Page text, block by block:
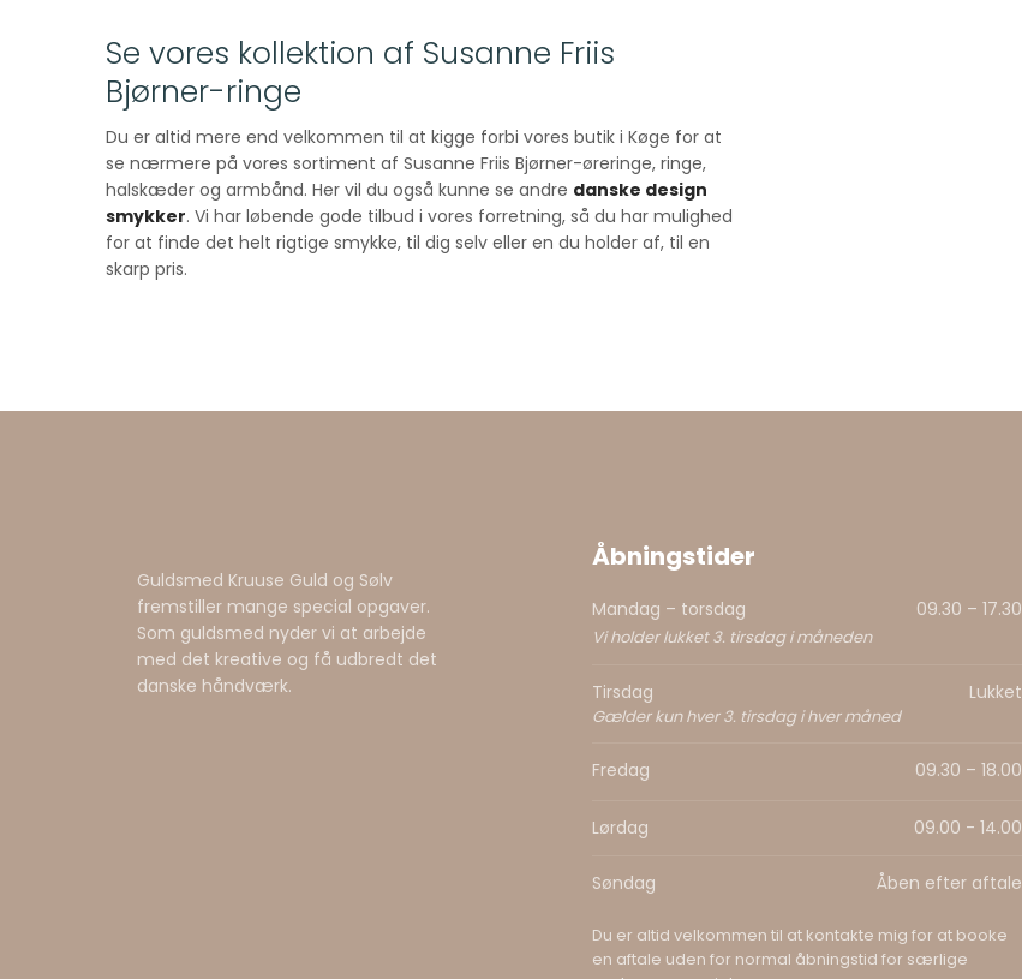
Se vores kollektion af Susanne Friis
Bjørner-ringe
Du er altid mere end velkommen til at kigge forbi vores butik i Køge for at
se nærmere på vores sortiment af Susanne Friis Bjørner-øreringe, ringe,
halskæder og armbånd. Her vil du også kunne se andre danske design
smykker. Vi har løbende gode tilbud i vores forretning, så du har mulighed
for at finde det helt rigtige smykke, til dig selv eller en du holder af, til en
skarp pris.​
Guldsmed Kruuse Guld og Sølv
fremstiller mange special opgaver.
Som guldsmed nyder vi at arbejde
med det kreative og få udbredt det
danske håndværk.
Åbningstider​
Mandag – torsdag 09.30 – 17.30​
Vi holder lukket 3. tirsdag i måneden
Tirsdag Lukket
Gælder kun hver 3. tirsdag i hver måned
Fredag 09.30 – 18.00​
Lørdag 09.00 - 14.00
Søndag Åben efter aftale
Du er altid velkommen til at kontakte mig for at booke
en aftale uden for normal åbningstid for særlige